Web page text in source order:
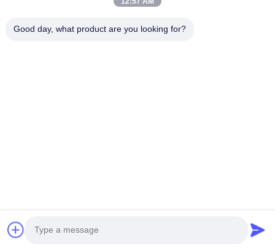
Các Sản Phẩm
Hướng Dẫn VR
Về Chúng Tôi
Good day, what product are you looking for?